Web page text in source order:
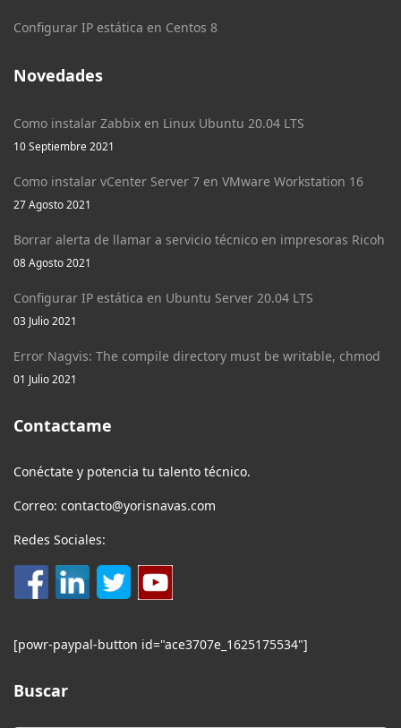
Configurar IP estática en Centos 8
Novedades
Como instalar Zabbix en Linux Ubuntu 20.04 LTS
10 Septiembre 2021
Como instalar vCenter Server 7 en VMware Workstation 16
27 Agosto 2021
Borrar alerta de llamar a servicio técnico en impresoras Ricoh
08 Agosto 2021
Configurar IP estática en Ubuntu Server 20.04 LTS
03 Julio 2021
Error Nagvis: The compile directory must be writable, chmod
01 Julio 2021
Contactame
Conéctate y potencia tu talento técnico.
Correo: contacto@yorisnavas.com
Redes Sociales:
[powr-paypal-button id="ace3707e_1625175534"]
Buscar